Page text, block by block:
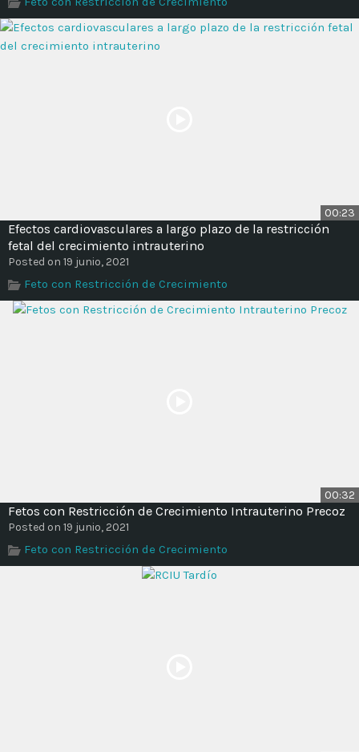
Time
00:23
Efectos cardiovasculares a largo plazo de la restricción
fetal del crecimiento intrauterino
Posted on 19 junio, 2021
Feto con Restricción de Crecimiento
00:32
Fetos con Restricción de Crecimiento Intrauterino Precoz
Posted on 19 junio, 2021
Feto con Restricción de Crecimiento